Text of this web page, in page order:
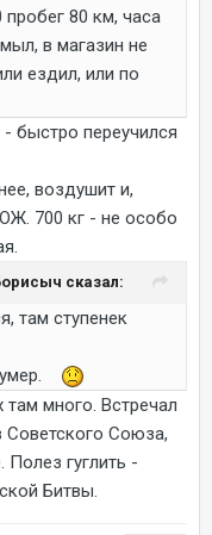
80 км, часа
в магазин не
ездил, или по
быстро переучился
воздушит и,
700 кг - не особо
сказал:
там ступенек
много. Встречал
Советского Союза,
гуглить -
Битвы.